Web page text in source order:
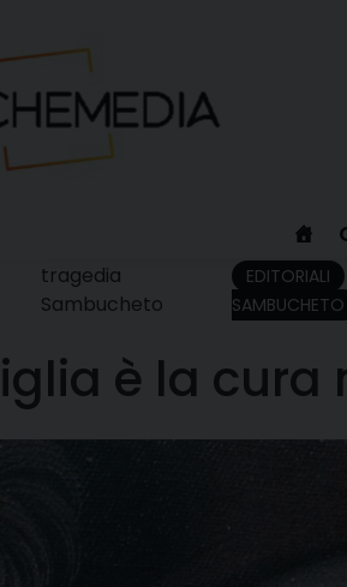
tragedia
Sambucheto
EDITORIALI
SAMBUCHETO
è la